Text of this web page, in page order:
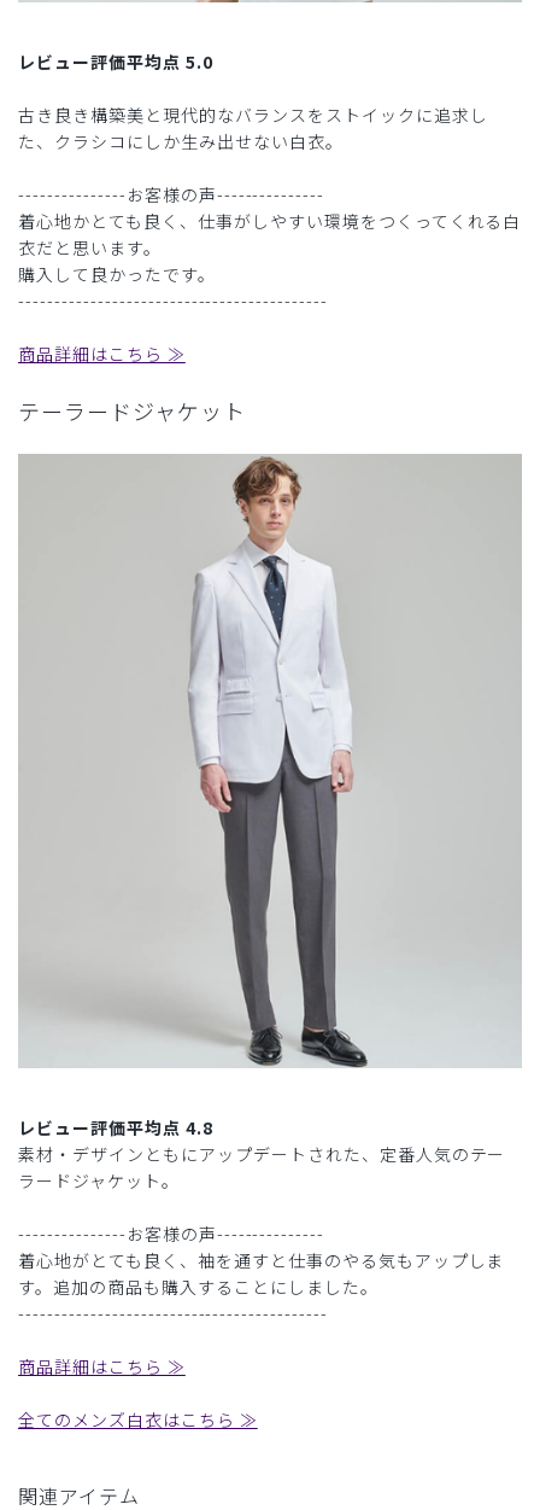
レビュー評価平均点 5.0
古き良き構築美と現代的なバランスをストイックに追求し
た、クラシコにしか生み出せない白衣。
---------------お客様の声---------------
着心地かとても良く、仕事がしやすい環境をつくってくれる白
衣だと思います。
購入して良かったです。
-------------------------------------------
商品詳細はこちら ≫
テーラードジャケット
レビュー評価平均点 4.8
素材・デザインともにアップデートされた、定番人気のテー
ラードジャケット。
---------------お客様の声---------------
着心地がとても良く、袖を通すと仕事のやる気もアップしま
す。追加の商品も購入することにしました。
-------------------------------------------
商品詳細はこちら ≫
全てのメンズ白衣はこちら ≫
関連アイテム